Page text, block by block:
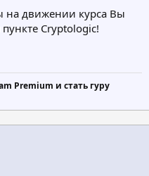
на движении курса Вы
Cryptologic!
Premium и стать гуру